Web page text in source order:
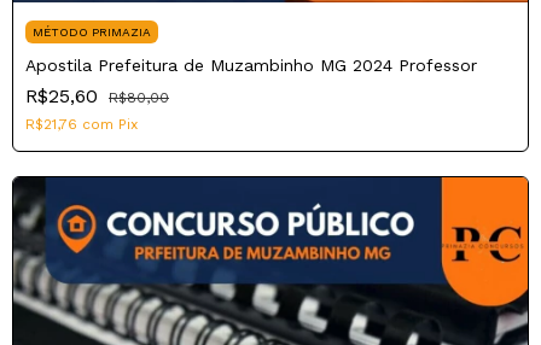
MÉTODO PRIMAZIA
Apostila Prefeitura de Muzambinho MG 2024 Professor
R$25,60
R$80,00
R$21,76 com Pix